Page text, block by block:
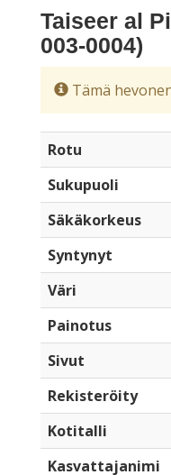
Taiseer al
003-0004)
Tämä
Rotu
Sukupuoli
Säkäkorkeus
Syntynyt
Väri
Painotus
Sivut
Rekisteröity
Kotitalli
Kasvattajanimi